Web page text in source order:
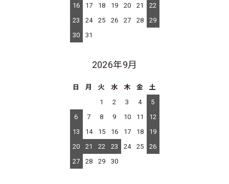
16
17 18 19 20 21
22
23
24 25 26 27 28
29
30
31
2026年9月
日 月 火 水 木 金
土
1
2 3 4
5
6
7 8 9 10 11
12
13
14 15 16 17 18
19
20
21 22 23 24 25
26
27
28 29 30